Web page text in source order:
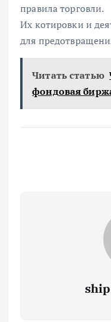
правила торговли.
Их котировки и
для
Читать статью
фондовая